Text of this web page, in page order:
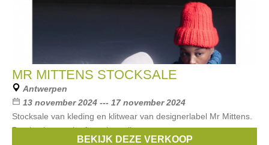
MR MITTENS STOCKSALE
Antwerpen
13 november 2024 --- 17 november 2024
Stocksale van kleding en klitwear van designerlabel Mr Mittens.
Betalen kan cash of met betaalkaarten.
BEKIJK DEZE VERKOOP